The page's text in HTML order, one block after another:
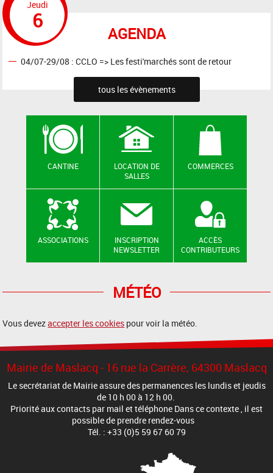
AGENDA
Jeudi
6
04/07-29/08 : CCLO => Les festi'marchés sont de retour
tous les évènements
CANTINE
LOCATION DE
SALLES
COMMERCES
ASSOCIATIONS
INSCRIPTION
NEWSLETTER
ACCÈS
CONTRIBUTEURS
MÉTÉO
Vous devezaccepter les cookies pour voir la météo.
Mairie de Maslacq - 16 rue la Carrère, 64300 Maslacq
Le secrétariat de Mairie assure des permanences les lundis et jeudis
de 10 h 00 à 12 h 00.
Priorité aux contacts par mail et téléphone Dans ce contexte , il est
possible de prendre rendez-vous
Tél. : +33 (0)5 59 67 60 79